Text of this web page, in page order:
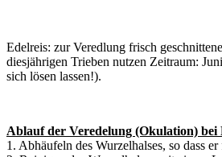
Edelreis: zur Veredlung frisch
diesjährigen Trieben nutzen Zeitraum:
sich lösen lassen!).
Ablauf der Veredelung (Okulation) bei
1. Abhäufeln des Wurzelhalses, so dass